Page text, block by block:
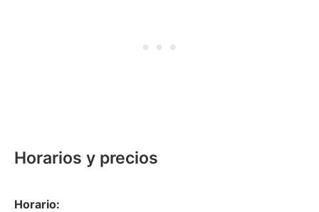
Horarios y precios
Horario: